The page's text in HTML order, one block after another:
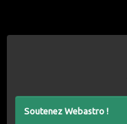
Soutenez Webastro !